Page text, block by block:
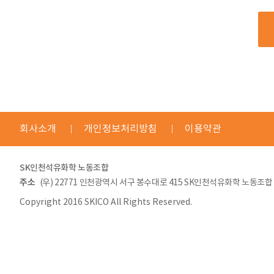
회사소개 개인정보처리방침 이용약관
SK인천석유화학 노동조합
주소 (우) 22771 인천광역시 서구 봉수대로 415 SK인천석유화학 노동조합
Copyright 2016 SKICO All Rights Reserved.